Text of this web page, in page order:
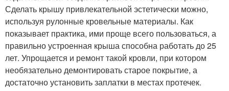
Сделать крышу привлекательной эстетически можно,
используя рулонные кровельные материалы. Как
показывает практика, ими проще всего пользоваться, а
правильно устроенная крыша способна работать до 25
лет. Упрощается и ремонт такой кровли, при котором
необязательно демонтировать старое покрытие, а
достаточно установить заплатки в местах протечек.